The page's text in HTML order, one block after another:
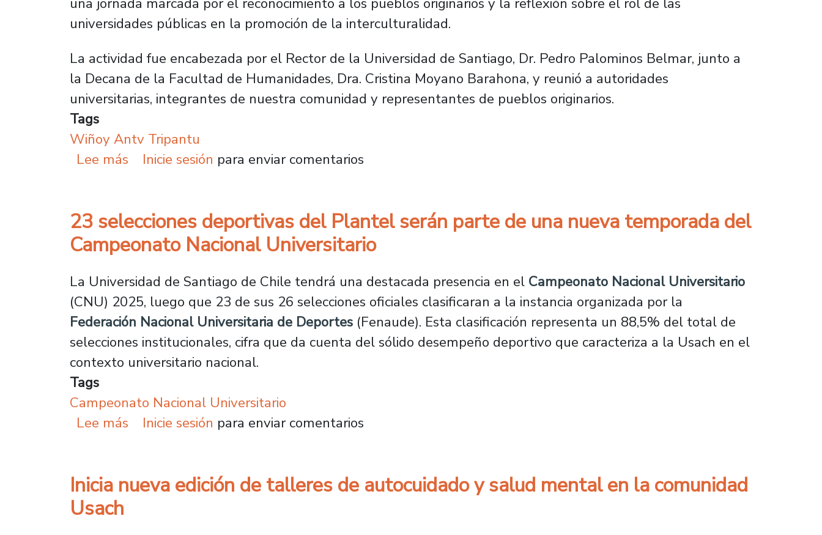
universidades públicas en la promoción de la interculturalidad.
La actividad fue encabezada por el Rector de la Universidad de Santiago, Dr. Pedro Palominos Belmar, junto a
la Decana de la Facultad de Humanidades, Dra. Cristina Moyano Barahona, y reunió a autoridades
universitarias, integrantes de nuestra comunidad y representantes de pueblos originarios.
Tags
Wiñoy Antv Tripantu
Lee más sobre Plantel conmemoró el Día Nacional de los Pueblos Indígenas con un llamado a fortalecer la
Inicie sesión para enviar comentarios
23 selecciones deportivas del Plantel serán parte de una nueva temporada del
Campeonato Nacional Universitario
La Universidad de Santiago de Chile tendrá una destacada presencia en el Campeonato Nacional Universitario
(CNU) 2025, luego que 23 de sus 26 selecciones oficiales clasificaran a la instancia organizada por la
Federación Nacional Universitaria de Deportes (Fenaude). Esta clasificación representa un 88,5% del total de
selecciones institucionales, cifra que da cuenta del sólido desempeño deportivo que caracteriza a la Usach en el
contexto universitario nacional.
Tags
Campeonato Nacional Universitario
Lee más sobre 23 selecciones deportivas del Plantel serán parte de una nueva temporada del Campeonato Nacional
Inicie sesión para enviar comentarios
Inicia nueva edición de talleres de autocuidado y salud mental en la comunidad
Usach